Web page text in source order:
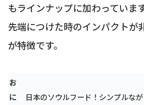
もラインナップに加わっていま
先端につけた時のインパクトが
が特徴です。
お
に
日本のソウルフード！シンプルな